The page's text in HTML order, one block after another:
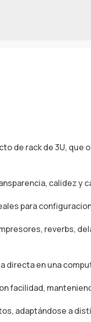
de rack de 3U,
calidez y
para
reverbs,
directa en una
facilidad,
adaptándose a